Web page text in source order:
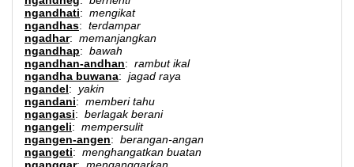
ngandhati: mengikat
ngandhas: terdampar
ngadhar: memanjangkan
ngandhap: bawah
ngandhan-andhan: rambut ikal
ngandha buwana: jagad raya
ngandel: yakin
ngandani: memberi tahu
ngangasi: berlagak berani
ngangeli: mempersulit
ngangen-angen: berangan-angan
ngangeti: menghangatkan buatan